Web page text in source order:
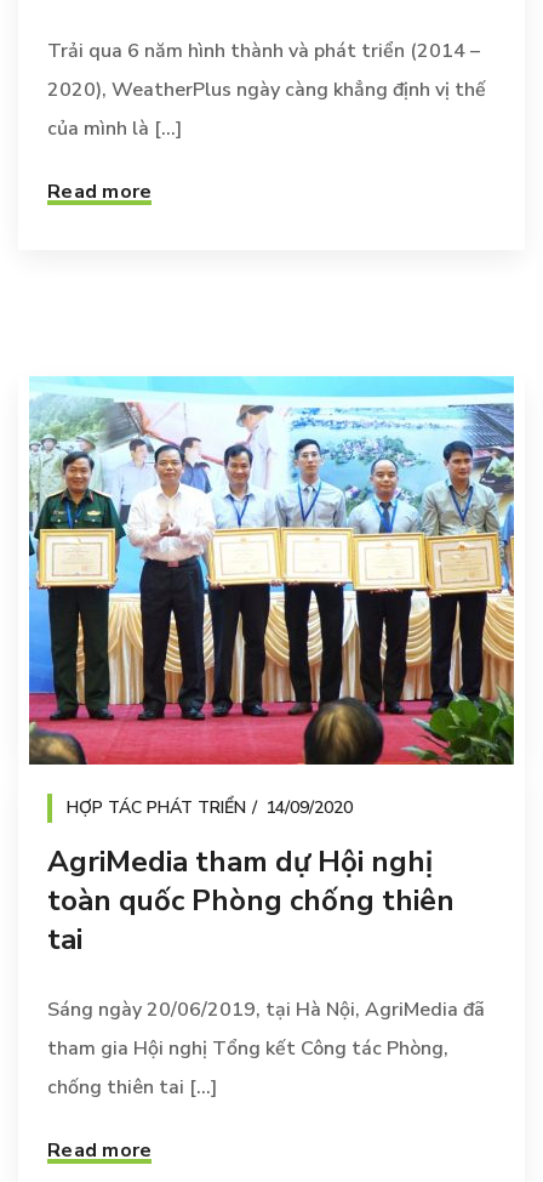
Trải qua 6 năm hình thành và phát triển (2014 –
2020), WeatherPlus ngày càng khẳng định vị thế
của mình là [...]
Read more
HỢP TÁC PHÁT TRIỂN 14/09/2020
AgriMedia tham dự Hội nghị
toàn quốc Phòng chống thiên
tai
Sáng ngày 20/06/2019, tại Hà Nội, AgriMedia đã
tham gia Hội nghị Tổng kết Công tác Phòng,
chống thiên tai [...]
Read more